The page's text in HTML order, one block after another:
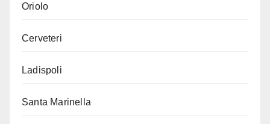
Oriolo
Cerveteri
Ladispoli
Santa Marinella